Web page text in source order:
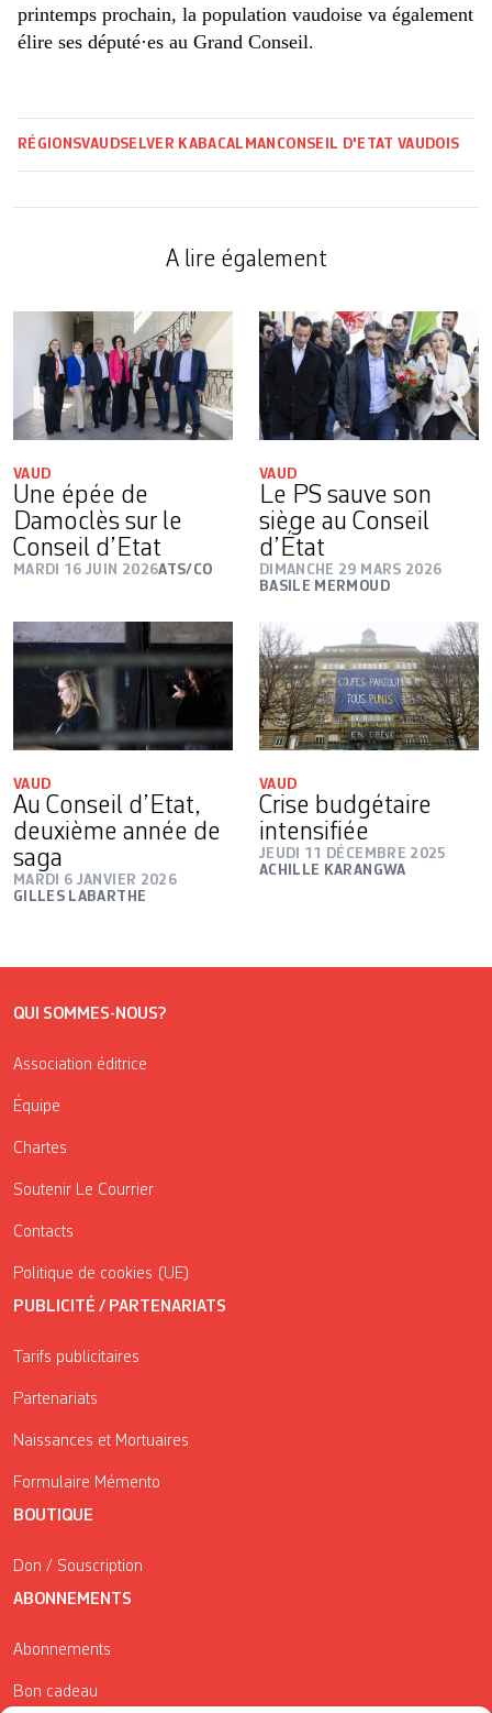
printemps prochain, la population vaudoise va également
élire ses député·es au Grand Conseil.
RÉGIONSVAUDSELVER KABACALMAN CONSEIL D'ETAT VAUDOIS
A lire également
VAUD
Une épée de
Damoclès sur le
Conseil d’Etat
MARDI 16 JUIN 2026ATS/CO
VAUD
Le PS sauve son
siège au Conseil
d’État
DIMANCHE 29 MARS 2026
BASILE MERMOUD
VAUD
Au Conseil d’Etat,
deuxième année de
saga
MARDI 6 JANVIER 2026
GILLES LABARTHE
VAUD
Crise budgétaire
intensifiée
JEUDI 11 DÉCEMBRE 2025
ACHILLE KARANGWA
QUI SOMMES-NOUS?
Association éditrice
Équipe
Chartes
Soutenir Le Courrier
Contacts
Politique de cookies (UE)
PUBLICITÉ / PARTENARIATS
Tarifs publicitaires
Partenariats
Naissances et Mortuaires
Formulaire Mémento
BOUTIQUE
Don / Souscription
ABONNEMENTS
Abonnements
Bon cadeau